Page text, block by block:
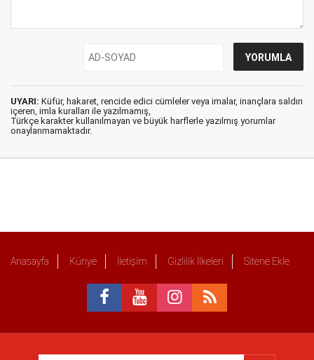
UYARI: Küfür, hakaret, rencide edici cümleler veya imalar, inançlara saldırı
içeren, imla kuralları ile yazılmamış,
Türkçe karakter kullanılmayan ve büyük harflerle yazılmış yorumlar
onaylanmamaktadır.
Anasayfa Künye İletişim Gizlilik İlkeleri Sitene Ekle